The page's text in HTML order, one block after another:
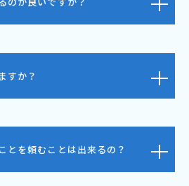
すか？
とを頼むことは出来るの？